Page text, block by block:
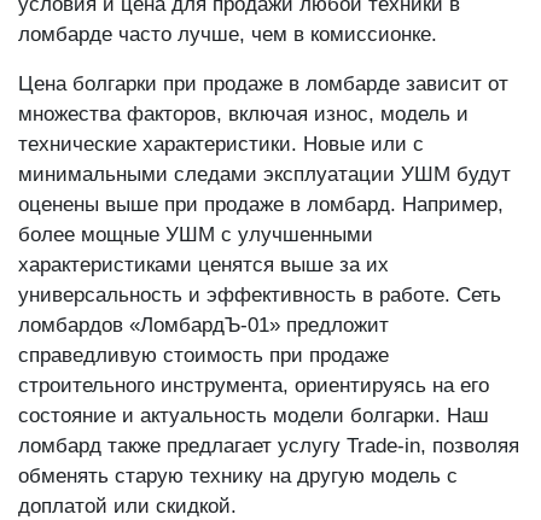
ломбарде часто лучше, чем в комиссионке.
Цена болгарки при продаже в ломбарде зависит от
множества факторов, включая износ, модель и
технические характеристики. Новые или с
минимальными следами эксплуатации УШМ будут
оценены выше при продаже в ломбард. Например,
более мощные УШМ с улучшенными
характеристиками ценятся выше за их
универсальность и эффективность в работе. Сеть
ломбардов «ЛомбардЪ-01» предложит
справедливую стоимость при продаже
строительного инструмента, ориентируясь на его
состояние и актуальность модели болгарки. Наш
ломбард также предлагает услугу Trade-in, позволяя
обменять старую технику на другую модель с
доплатой или скидкой.